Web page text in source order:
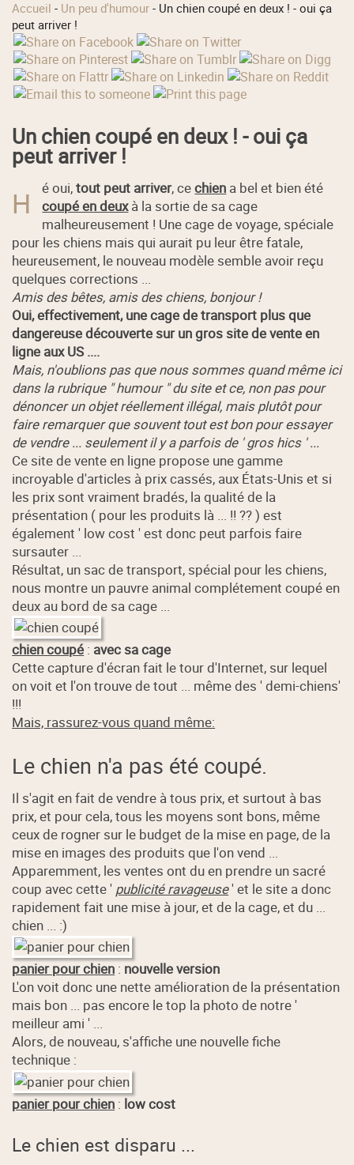
Accueil - Un peu d'humour - Un chien coupé en deux ! - oui ça
peut arriver !
Un chien coupé en deux ! - oui ça
peut arriver !
H é oui,tout peut arriver, cechien a bel et bien été
coupé en deuxà la sortie de sa cage
malheureusement ! Une cage de voyage, spéciale
pour les chiens mais qui aurait pu leur être fatale,
heureusement, le nouveau modèle semble avoir reçu
quelques corrections ...
Amis des bêtes, amis des chiens, bonjour !
Oui, effectivement, une cage de transport plus que
dangereuse découverte sur un gros site de vente en
ligne aux US ....
Mais, n'oublions pas que nous sommes quand même ici
dans la rubrique " humour " du site et ce, non pas pour
dénoncer un objet réellement illégal, mais plutôt pour
faire remarquer que souvent tout est bon pour essayer
de vendre ... seulement il y a parfois de ' gros hics ' ...
Ce site de vente en ligne propose une gamme
incroyable d'articles à prix cassés, aux États-Unis et si
les prix sont vraiment bradés, la qualité de la
présentation ( pour les produits là ... !! ?? ) est
également ' low cost ' est donc peut parfois faire
sursauter ...
Résultat, un sac de transport, spécial pour les chiens,
nous montre un pauvre animal complétement coupé en
deux au bord de sa cage ...
chien coupé : avec sa cage
Cette capture d'écran fait le tour d'Internet, sur lequel
on voit et l'on trouve de tout ... même des ' demi-chiens'
!!!
Mais, rassurez-vous quand même:
Le chien n'a pas été coupé.
Il s'agit en fait de vendre à tous prix, et surtout à bas
prix, et pour cela, tous les moyens sont bons, même
ceux de rogner sur le budget de la mise en page, de la
mise en images des produits que l'on vend ...
Apparemment, les ventes ont du en prendre un sacré
coup avec cette ' publicité ravageuse' et le site a donc
rapidement fait une mise à jour, et de la cage, et du ...
chien ... :)
panier pour chien : nouvelle version
L'on voit donc une nette amélioration de la présentation
mais bon ... pas encore le top la photo de notre '
meilleur ami ' ...
Alors, de nouveau, s'affiche une nouvelle fiche
technique :
panier pour chien : low cost
Le chien est disparu ...